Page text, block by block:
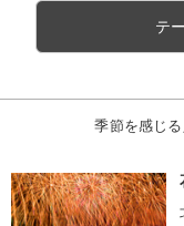
テ
季節を感じ